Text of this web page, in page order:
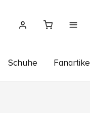
Schuhe